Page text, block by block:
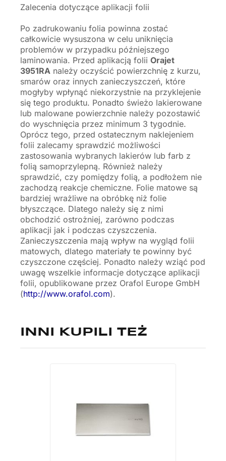
Zalecenia dotyczące aplikacji folii
Po zadrukowaniu folia powinna zostać
całkowicie wysuszona w celu uniknięcia
problemów w przypadku późniejszego
laminowania. Przed aplikacją folii Orajet
3951RA należy oczyścić powierzchnię z kurzu,
smarów oraz innych zanieczyszczeń, które
mogłyby wpłynąć niekorzystnie na przyklejenie
się tego produktu. Ponadto świeżo lakierowane
lub malowane powierzchnie należy pozostawić
do wyschnięcia przez minimum 3 tygodnie.
Oprócz tego, przed ostatecznym naklejeniem
folii zalecamy sprawdzić możliwości
zastosowania wybranych lakierów lub farb z
folią samoprzylepną. Również należy
sprawdzić, czy pomiędzy folią, a podłożem nie
zachodzą reakcje chemiczne. Folie matowe są
bardziej wrażliwe na obróbkę niż folie
błyszczące. Dlatego należy się z nimi
obchodzić ostrożniej, zarówno podczas
aplikacji jak i podczas czyszczenia.
Zanieczyszczenia mają wpływ na wygląd folii
matowych, dlatego materiały te powinny być
czyszczone częściej. Ponadto należy wziąć pod
uwagę wszelkie informacje dotyczące aplikacji
folii, opublikowane przez Orafol Europe GmbH
(http://www.orafol.com).
INNI KUPILI TEŻ